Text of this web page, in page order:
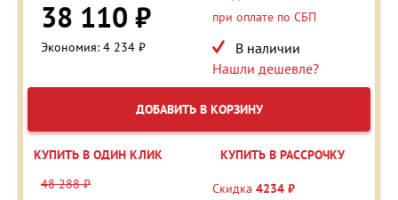
38 110 ₽
Экономия: 4 234 ₽
при оплате по СБП
В наличии
Нашли дешевле?
ДОБАВИТЬ В КОРЗИНУ
КУПИТЬ В ОДИН КЛИК
КУПИТЬ В РАССРОЧКУ
48 288 ₽
Скидка 4234 ₽